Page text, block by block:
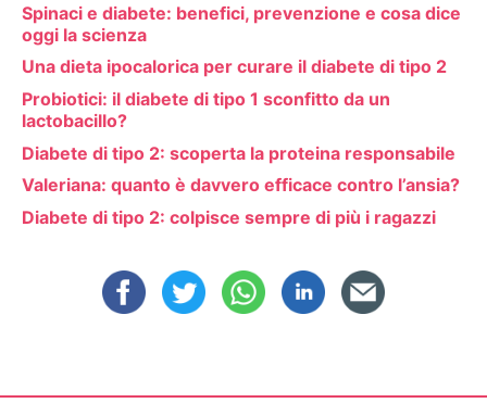
Spinaci e diabete: benefici, prevenzione e cosa dice
oggi la scienza
Una dieta ipocalorica per curare il diabete di tipo 2
Probiotici: il diabete di tipo 1 sconfitto da un
lactobacillo?
Diabete di tipo 2: scoperta la proteina responsabile
Valeriana: quanto è davvero efficace contro l’ansia?
Diabete di tipo 2: colpisce sempre di più i ragazzi